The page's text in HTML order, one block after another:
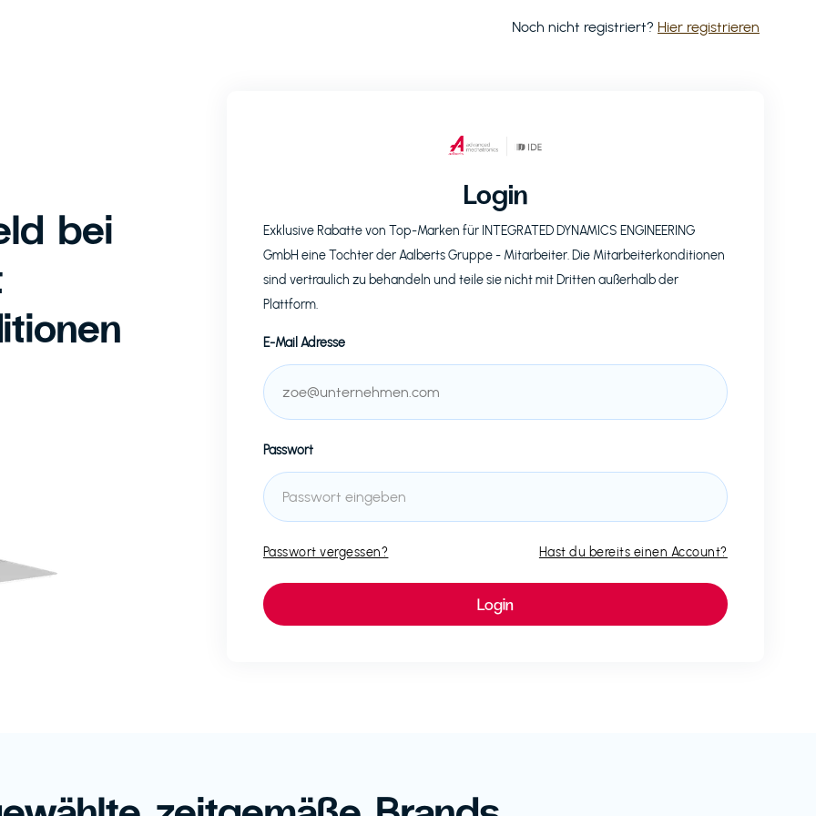
Noch nicht registriert? Hier registrieren
bei
Login
Exklusive Rabatte von Top-Marken für INTEGRATED DYNAMICS ENGINEERING
GmbH eine Tochter der Aalberts Gruppe- Mitarbeiter. Die Mitarbeiterkonditionen
sind vertraulich zu behandeln und teile sie nicht mit Dritten außerhalb der
Plattform.
E-Mail Adresse
Passwort
Passwort vergessen? Hast du bereits einen Account?